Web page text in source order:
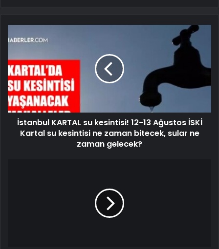
İstanbul KARTAL su kesintisi! 12-13 Ağustos İSKİ
Kartal su kesintisi ne zaman bitecek, sular ne
zaman gelecek?